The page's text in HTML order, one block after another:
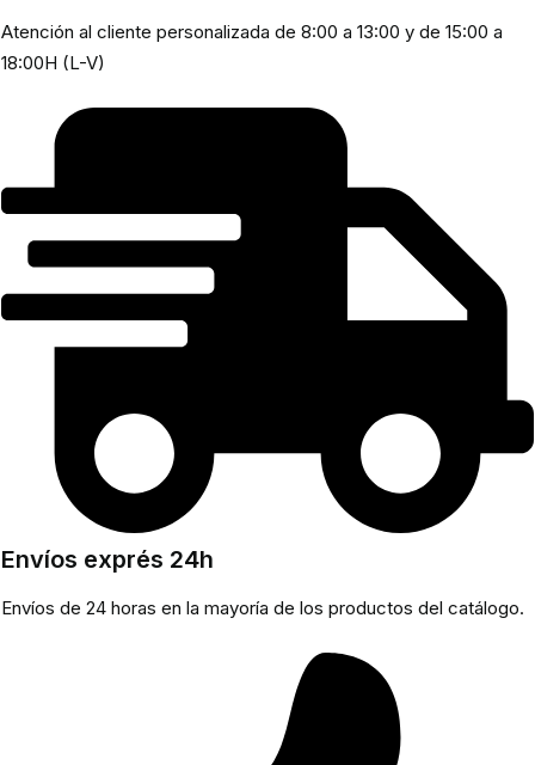
Atención al cliente personalizada de 8:00 a 13:00 y de 15:00 a
18:00H (L-V)
Envíos exprés 24h
Envíos de 24 horas en la mayoría de los productos del catálogo.